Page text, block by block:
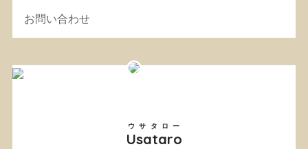
お問い合わせ
Usataro
ウサタロー